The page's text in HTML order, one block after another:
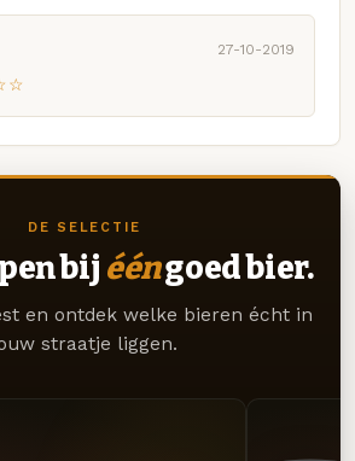
27-10-2019
DE SELECTIE
bij ééngoed bier.
en ontdek welke bieren écht in
straatje liggen.